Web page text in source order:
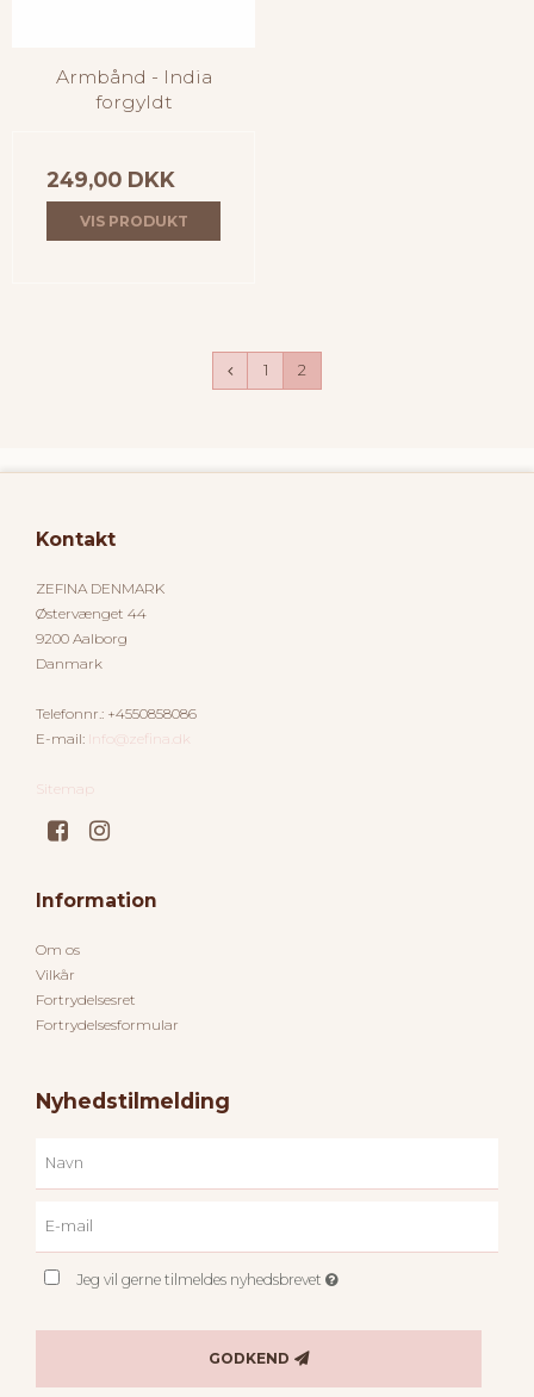
Armbånd - India
forgyldt
249,00 DKK
VIS PRODUKT
1 2
Kontakt
ZEFINA DENMARK
Østervænget 44
9200 Aalborg
Danmark
Telefonnr. : +4550858086
E-mail: Info@zefina.dk
Sitemap
Information
Om os
Vilkår
Fortrydelsesret
Fortrydelsesformular
Nyhedstilmelding
Jeg vil gerne tilmeldes nyhedsbrevet
GODKEND